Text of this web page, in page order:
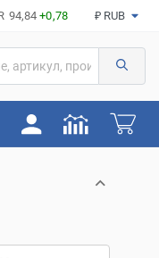
94,84 +0,78 ₽ RUB